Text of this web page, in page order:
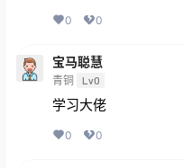
0 0
宝马聪慧
青铜 Lv0
学习大佬
0 0